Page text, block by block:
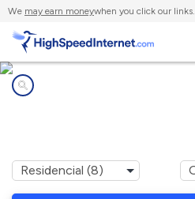
We may earn moneywhen you click our links.